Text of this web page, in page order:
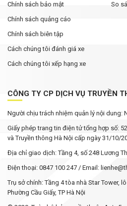
Chính sách bảo mật
Chính sách quảng cáo
Chính sách biên tập
Cách chúng tôi đánh giá xe
Cách chúng tôi xếp hạng xe
So
CÔNG TY CP DỊCH VỤ TRUYỀN
Người chịu trách nhiệm quản lý nội dung:
Giấy phép trang tin điện tử tổng hợp số:
và Truyền thông Hà Nội cấp ngày 31/10/
Địa chỉ giao dịch: Tầng 4, số 248 Lương
Điện thoại: 0847 100 247 / Email:
Trụ sở chính: Tầng 4 tòa nhà Star Tower,
Phường Cầu Giấy, TP Hà Nội